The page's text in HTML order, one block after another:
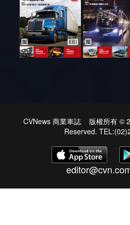
CVNews 商業車誌 版權所有 ©
Reserved.